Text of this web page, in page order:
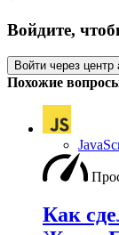
Войдите,
Войти через центр
Похожие
Как